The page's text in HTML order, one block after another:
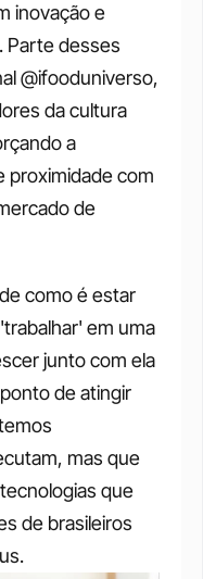
inovação e
Parte desses
@ifooduniverso,
da cultura
a
proximidade com
de
como é estar
em uma
junto com ela
de atingir
mas que
que
de brasileiros